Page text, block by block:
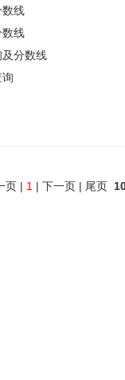
线
线
分数线
页 | 1 | 下一页 | 尾页